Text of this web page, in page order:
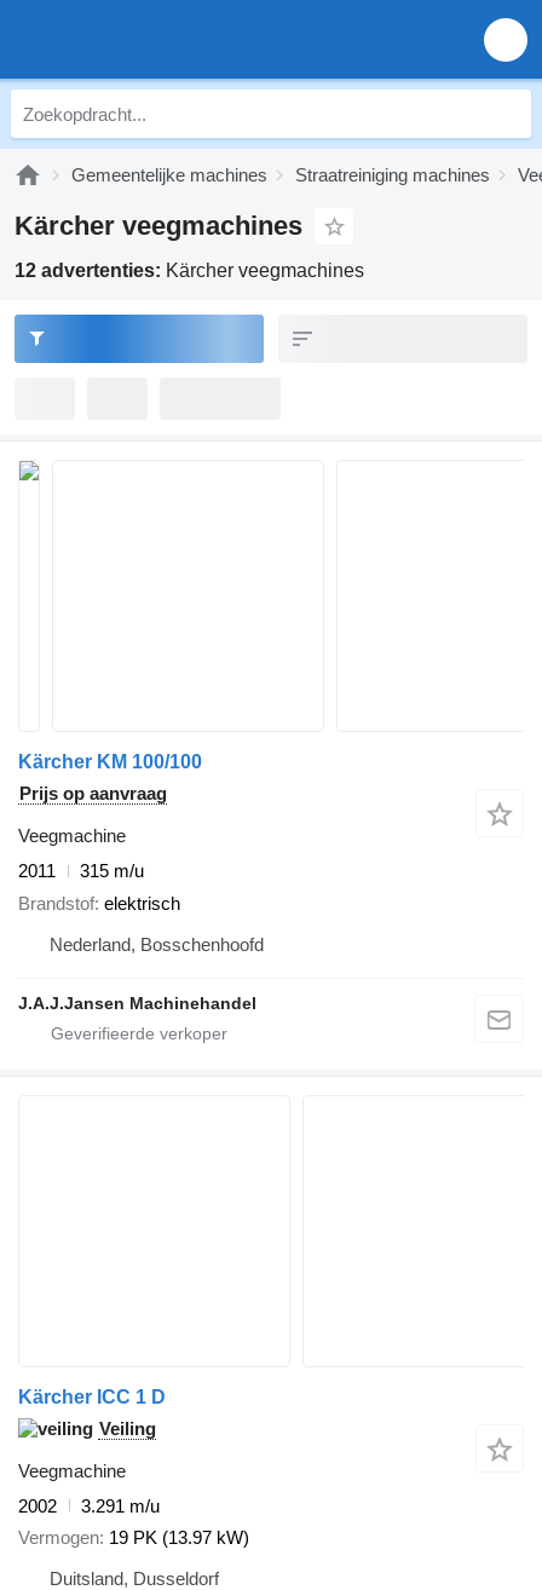
Gemeentelijke machines Straatreiniging machines
Kärcher veegmachines
12 advertenties: Kärcher veegmachines
Kärcher KM 100/100
Prijs op aanvraag
Veegmachine
2011
315 m/u
Brandstof elektrisch
Nederland, Bosschenhoofd
J.A.J.Jansen Machinehandel
Kärcher ICC 1 D
Veiling
Veegmachine
2002
3.291 m/u
Vermogen 19 PK (13.97 kW)
Duitsland, Dusseldorf